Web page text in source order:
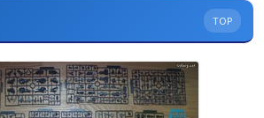
TOP